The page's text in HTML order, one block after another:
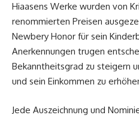
Hiaasens Werke wurden von
renommierten Preisen
Newbery Honor für sein
Anerkennungen trugen
Bekanntheitsgrad zu steigern
und sein Einkommen zu
Jede Auszeichnung und